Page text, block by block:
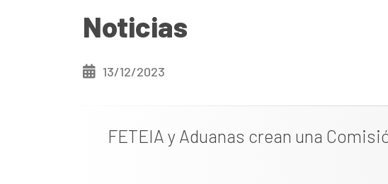
Noticias
13/12/2023
FETEIA y Aduanas crean una